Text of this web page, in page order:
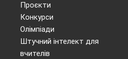
Проєкти
Конкурси
Олімпіади
Штучний інтелект для
вчителів